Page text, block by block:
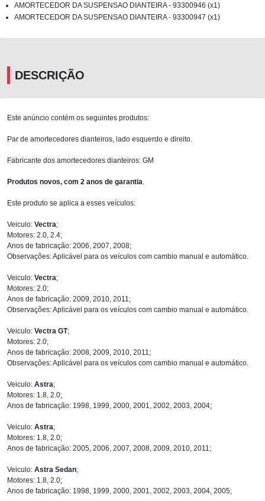
AMORTECEDOR DA SUSPENSAO DIANTEIRA - 93300946 (x1)
AMORTECEDOR DA SUSPENSAO DIANTEIRA - 93300947 (x1)
DESCRIÇÃO
Este anúncio contém os seguintes produtos:
Par de amortecedores dianteiros, lado esquerdo e direito.
Fabricante dos amortecedores dianteiros: GM
Produtos novos, com 2 anos de garantia
Este produto se aplica a esses veículos:
Veiculo: Vectra;
Motores: 2.0, 2.4;
Anos de fabricação: 2006, 2007, 2008;
Observações: Aplicável para os veículos com cambio manual e automático.
Veiculo: Vectra;
Motores: 2.0;
Anos de fabricação: 2009, 2010, 2011;
Observações: Aplicável para os veículos com cambio manual e automático.
Veiculo: Vectra GT;
Motores: 2.0;
Anos de fabricação: 2008, 2009, 2010, 2011;
Observações: Aplicável para os veículos com cambio manual e automático.
Veiculo: Astra;
Motores: 1.8, 2.0;
Anos de fabricação: 1998, 1999, 2000, 2001, 2002, 2003, 2004;
Veiculo: Astra;
Motores: 1.8, 2.0;
Anos de fabricação: 2005, 2006, 2007, 2008, 2009, 2010, 2011;
Veiculo: Astra Sedan;
Motores: 1.8, 2.0;
Anos de fabricação: 1998, 1999, 2000, 2001, 2002, 2003, 2004, 2005;